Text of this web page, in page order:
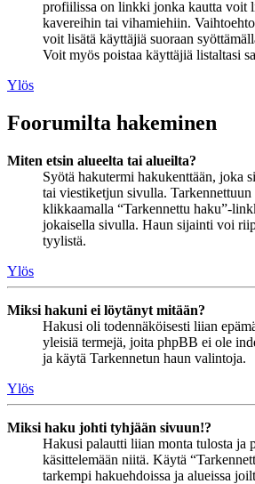
profiilissa on linkki jonka kautta voit
kavereihin tai vihamiehiin.
voit lisätä käyttäjiä suoraan
Voit myös poistaa käyttäjiä listaltasi
Ylös
Foorumilta hakeminen
Miten etsin alueelta tai alueilta?
Syötä hakutermi hakukenttään, joka
tai viestiketjun sivulla. Tarkennettuun
klikkaamalla “Tarkennettu haku”-
jokaisella sivulla. Haun sijainti voi
tyylistä.
Ylös
Miksi hakuni ei löytänyt mitään?
Hakusi oli todennäköisesti liian
yleisiä termejä, joita phpBB ei ole
ja käytä Tarkennetun haun valintoja.
Ylös
Miksi haku johti tyhjään sivuun!?
Hakusi palautti liian monta tulosta ja
käsittelemään niitä. Käytä
tarkempi hakuehdoissa ja alueissa